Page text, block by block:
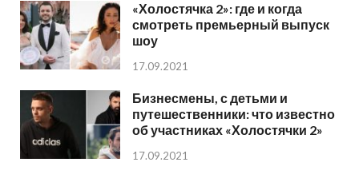
«Холостячка 2»: где и когда
смотреть премьерный выпуск
шоу
17.09.2021
Бизнесмены, с детьми и
путешественники: что известно
об участниках «Холостячки 2»
17.09.2021